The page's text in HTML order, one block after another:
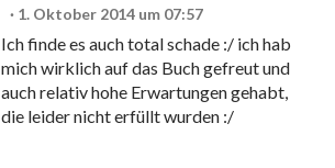
1. Oktober 2014 um 07:57
Ich finde es auch total schade :/ ich hab
mich wirklich auf das Buch gefreut und
auch relativ hohe Erwartungen gehabt,
die leider nicht erfüllt wurden :/